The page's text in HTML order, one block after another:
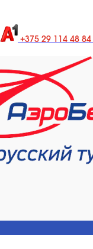
+375 29 114 48 84